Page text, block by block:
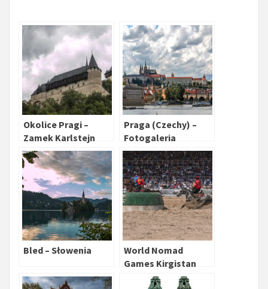
Okolice Pragi –
Zamek Karlstejn
Praga (Czechy) –
Fotogaleria
Bled – Słowenia
World Nomad
Games Kirgistan